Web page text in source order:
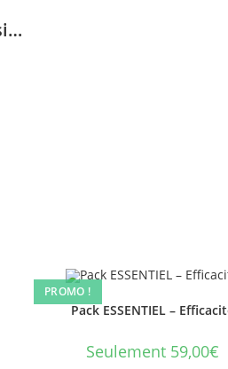
PROMO !
Pack ESSENTIEL –
Seulement 59,00€